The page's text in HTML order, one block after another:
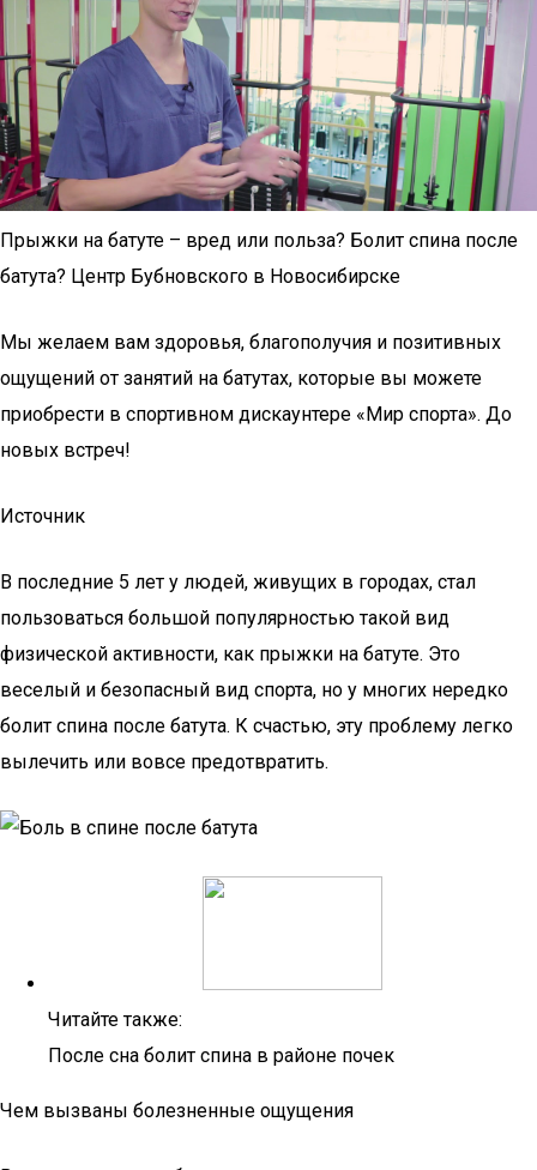
Прыжки на батуте – вред или польза? Болит спина после
батута? Центр Бубновского в Новосибирске
Мы желаем вам здоровья, благополучия и позитивных
ощущений от занятий на батутах, которые вы можете
приобрести в спортивном дискаунтере «Мир спорта». До
новых встреч!
Источник
В последние 5 лет у людей, живущих в городах, стал
пользоваться большой популярностью такой вид
физической активности, как прыжки на батуте. Это
веселый и безопасный вид спорта, но у многих нередко
болит спина после батута. К счастью, эту проблему легко
вылечить или вовсе предотвратить.
Читайте также:
После сна болит спина в районе почек
Чем вызваны болезненные ощущения